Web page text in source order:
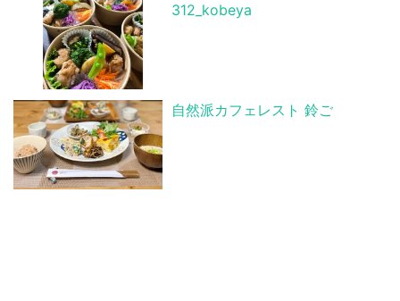
312_kobeya
自然派カフェレスト 鈴ご